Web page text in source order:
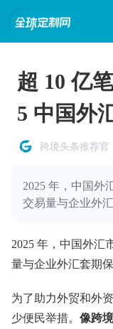
超 10 亿
5 中国外
跨境头条推荐官
2025 年，中国
交易量与企业外
2025 年，中国外
量与企业外汇套期
为了助力外贸和外
少便民举措。 像跨